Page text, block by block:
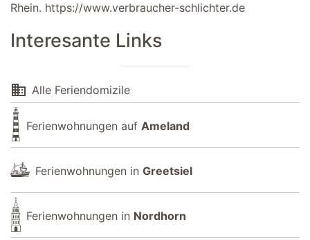
Rhein. https://www.verbraucher-schlichter.de
Interesante Links
domain Alle Feriendomizile
Ferienwohnungen auf Ameland
Ferienwohnungen in Greetsiel
Ferienwohnungen in Nordhorn